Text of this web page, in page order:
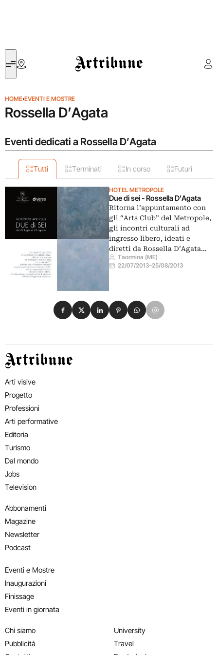
Artribune
HOME›EVENTI E MOSTRE
Rossella D’Agata
Eventi dedicati a Rossella D’Agata
Tutti Terminati In corso Futuri
HOTEL METROPOLE
Due di sei - Rossella D’Agata
Ritorna l’appuntamento con
gli “Arts Club” del Metropole,
gli incontri culturali ad
ingresso libero, ideati e
diretti da Rossella D’Agata…
Taormina (ME)
22/07/2013–25/08/2013
Condividi su Facebook
Condividi su X
Condividi su LinkedIn
Condividi su Pinterest
Condividi su WhatsApp
Condividi su Email
Artribune
Arti visive
Progetto
Professioni
Arti performative
Editoria
Turismo
Dal mondo
Jobs
Television
Abbonamenti
Magazine
Newsletter
Podcast
Eventi e Mostre
Inaugurazioni
Finissage
Eventi in giornata
Chi siamo
Pubblicità
University
Travel